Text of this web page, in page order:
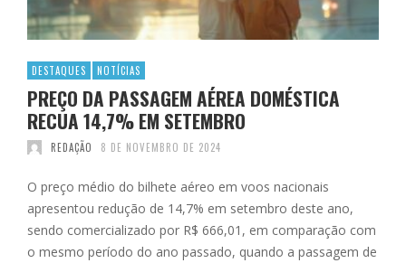
DESTAQUES NOTÍCIAS
PREÇO DA PASSAGEM AÉREA DOMÉSTICA
RECUA 14,7% EM SETEMBRO
REDAÇÃO 8 DE NOVEMBRO DE 2024
O preço médio do bilhete aéreo em voos nacionais
apresentou redução de 14,7% em setembro deste ano,
sendo comercializado por R$ 666,01, em comparação com
o mesmo período do ano passado, quando a passagem de